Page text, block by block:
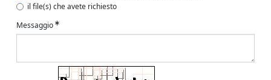
il file(s) che avete richiesto
Messaggio